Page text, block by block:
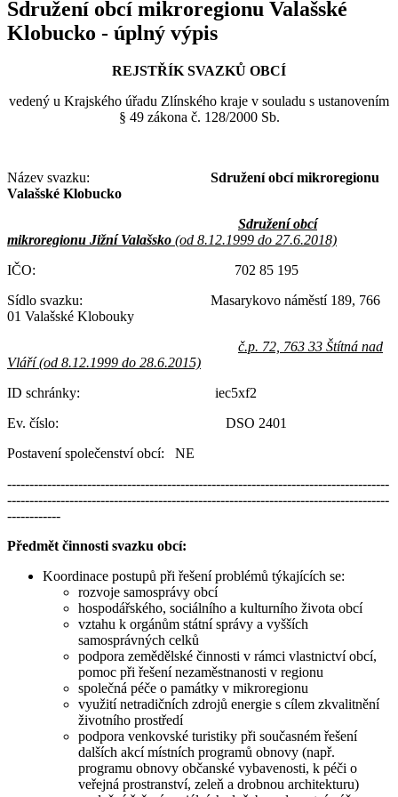
Sdružení obcí mikroregionu Valašské
Klobucko - úplný výpis
REJSTŘÍK SVAZKŮ OBCÍ
vedený u Krajského úřadu Zlínského kraje v souladu s ustanovením
§ 49 zákona č. 128/2000 Sb.
Název svazku: Sdružení obcí mikroregionu
Valašské Klobucko
Sdružení obcí
mikroregionu Jižní Valašsko (od 8.12.1999 do 27.6.2018)
IČO: 702 85 195
Sídlo svazku: Masarykovo náměstí 189, 766
01 Valašské Klobouky
č.p. 72, 763 33 Štítná nad
Vláří (od 8.12.1999 do 28.6.2015)
ID schránky: iec5xf2
Ev. číslo: DSO 2401
Postavení společenství obcí: NE
--------------------------------------------------------------------------------------
--------------------------------------------------------------------------------------
------------
Předmět činnosti svazku obcí:
Koordinace postupů při řešení problémů týkajících se:
rozvoje samosprávy obcí
hospodářského, sociálního a kulturního života obcí
vztahu k orgánům státní správy a vyšších
samosprávných celků
podpora zemědělské činnosti v rámci vlastnictví obcí,
pomoc při řešení nezaměstnanosti v regionu
společná péče o památky v mikroregionu
využití netradičních zdrojů energie s cílem zkvalitnění
životního prostředí
podpora venkovské turistiky při současném řešení
dalších akcí místních programů obnovy (např.
programu obnovy občanské vybavenosti, k péči o
veřejná prostranství, zeleň a drobnou architekturu)